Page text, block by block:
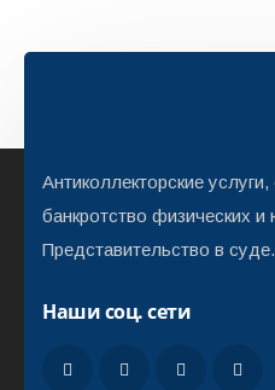
Антиколлекторские
банкротство физических и
Представительство в суде.
Наши соц. сети